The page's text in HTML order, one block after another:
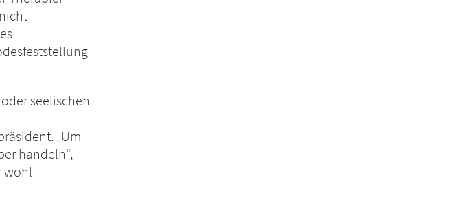
seelischen
„Um
handeln“,
wohl